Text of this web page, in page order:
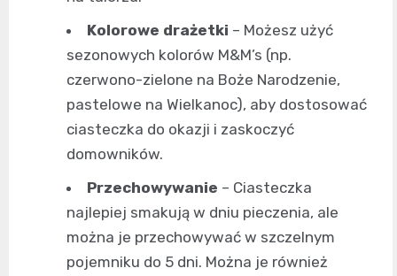
Kolorowe drażetki – Możesz użyć
sezonowych kolorów M&M’s (np.
czerwono-zielone na Boże Narodzenie,
pastelowe na Wielkanoc), aby dostosować
ciasteczka do okazji i zaskoczyć
domowników.
Przechowywanie – Ciasteczka
najlepiej smakują w dniu pieczenia, ale
można je przechowywać w szczelnym
pojemniku do 5 dni. Można je również